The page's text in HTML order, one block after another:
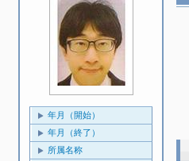
年月（開始）
年月（終了）
所属名称